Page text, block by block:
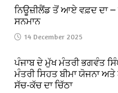
ਨਿਊਜ਼ੀਲੈਂਡ ਤੋਂ ਆਏ ਵਫ਼ਦ ਦਾ
ਸਨਮਾਨ
14 December 2025
ਪੰਜਾਬ ਦੇ ਮੁੱਖ ਮੰਤਰੀ ਭਗਵੰਤ
ਮੰਤਰੀ ਸਿਹਤ ਬੀਮਾ ਯੋਜਨਾ
ਸੱਚ-ਕੱਚ ਦਾ ਚਿੱਠਾ